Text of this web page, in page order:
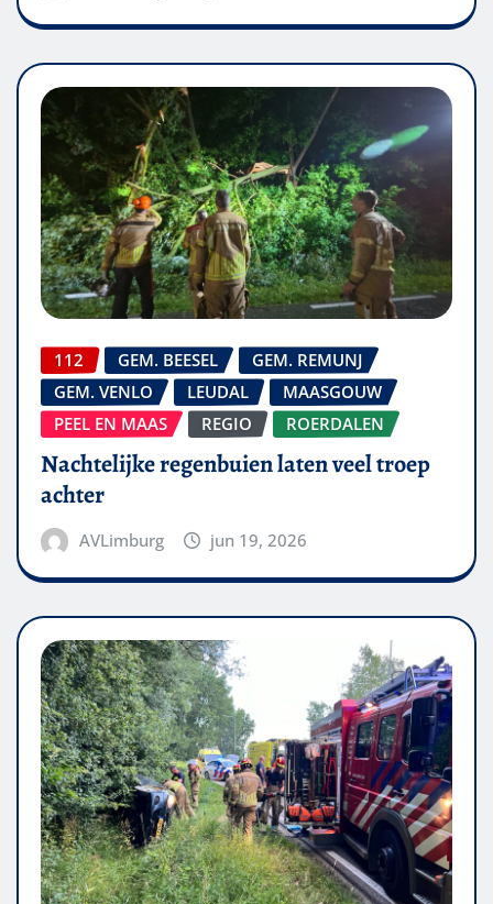
112 GEM. BEESEL
GEM. REMUNJ
GEM. VENLO
LEUDAL
MAASGOUW
PEEL EN MAAS
REGIO ROERDALEN
Nachtelijke regenbuien laten veel troep
achter
AVLimburg jun 19, 2026